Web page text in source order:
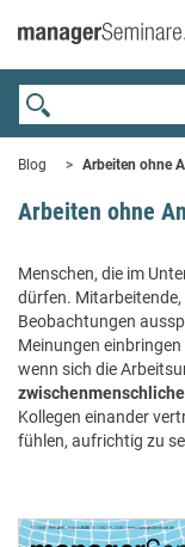
Blog Arbeiten ohne
Arbeiten ohne
Menschen, die im
dürfen. Mitarbeitende,
Beobachtungen
Meinungen
wenn sich die
Kollegen einander
fühlen, aufrichtig zu